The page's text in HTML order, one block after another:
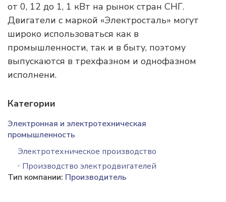
от 0, 12 до 1, 1 кВт на рынок стран СНГ.
Двигатели с маркой «Электросталь» могут
широко использоваться как в
промышленности, так и в быту, поэтому
выпускаются в трехфазном и однофазном
исполнени.
Категории
Электронная и электротехническая
промышленность
Электротехническое производство
Производство электродвигателей
Тип компании: Производитель